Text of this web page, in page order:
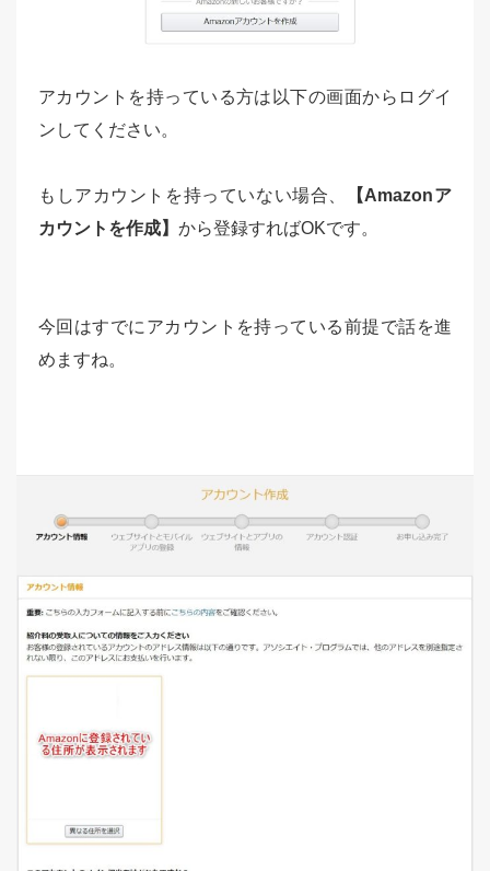
アカウントを持っている方は以下の画面からログイ
ンしてください。
もしアカウントを持っていない場合、
【Amazonア
カウントを作成】 から登録すればOKです。
今回はすでにアカウントを持っている前提で話を進
めますね。